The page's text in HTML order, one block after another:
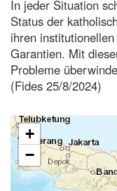
In jeder Situation
Status der
ihren
Garantien. Mit
Probleme
(Fides 25/8/2024)
+
−